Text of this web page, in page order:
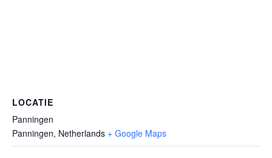
LOCATIE
Panningen
Panningen, Netherlands + Google Maps